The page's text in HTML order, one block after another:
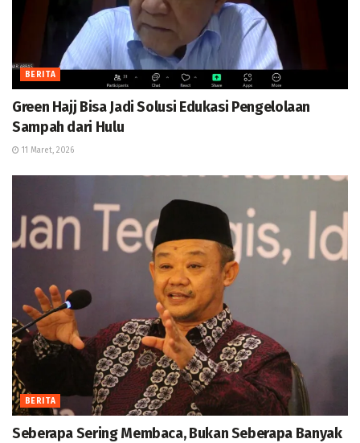
BERITA
Green Hajj Bisa Jadi Solusi Edukasi Pengelolaan
Sampah dari Hulu
11 Maret, 2026
BERITA
Seberapa Sering Membaca, Bukan Seberapa Banyak